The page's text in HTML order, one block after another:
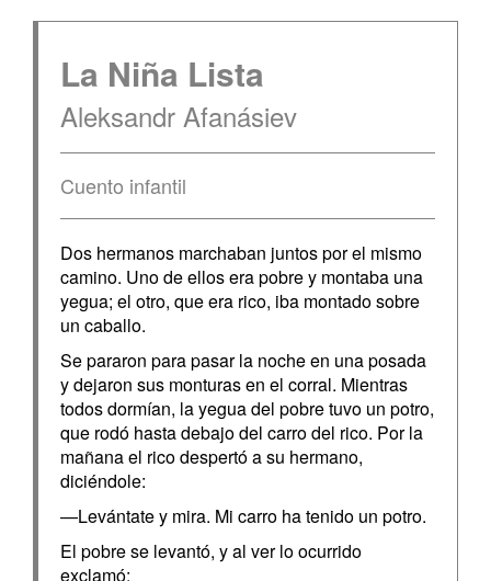
La Niña Lista
Aleksandr Afanásiev
Cuento infantil
Dos hermanos marchaban juntos por el mismo
camino. Uno de ellos era pobre y montaba una
yegua; el otro, que era rico, iba montado sobre
un caballo.
Se pararon para pasar la noche en una posada
y dejaron sus monturas en el corral. Mientras
todos dormían, la yegua del pobre tuvo un potro,
que rodó hasta debajo del carro del rico. Por la
mañana el rico despertó a su hermano,
diciéndole:
—Levántate y mira. Mi carro ha tenido un potro.
El pobre se levantó, y al ver lo ocurrido
exclamó: